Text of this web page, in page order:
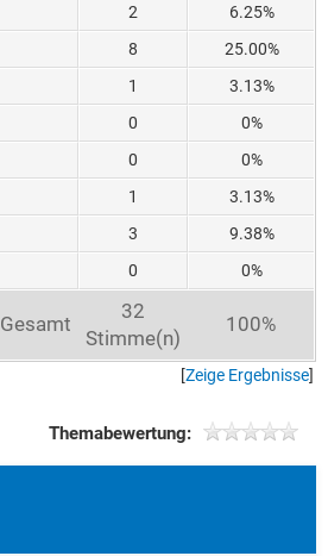
2
6.25%
8
25.00%
1
3.13%
0
0%
0
0%
1
3.13%
3
9.38%
0 0%
Gesamt
32
Stimme(n)
100%
[Zeige Ergebnisse]
Themabewertung: